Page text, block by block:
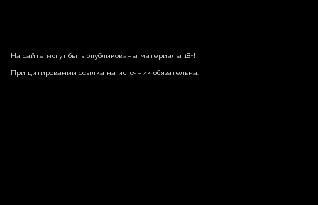
На сайте могут быть опубликованы материалы 18+!
При цитировании ссылка на источник обязательна.